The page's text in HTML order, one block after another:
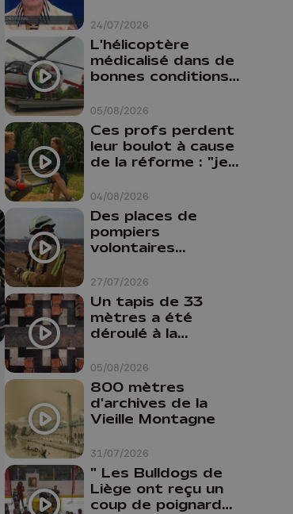
24/07/2026
05/08/2026
L'hélicoptère
médicalisé dans de
bonnes conditions à
04/08/2026
Ces profs perdent
leur boulot à cause
de la réforme : "je
comme prof que
comme
pharmacienne"
27/07/2026
Des places de
pompiers
volontaires
province de Liège :
"Un citoyen qui
n'est formé ne
peut pas nous
aider"
05/08/2026
Un tapis de 33
mètres a été
déroulé à la
Liège
31/07/2026
800 mètres
d'archives de la
Vieille Montagne
" Les Bulldogs de
Liège ont reçu un
coup de poignard